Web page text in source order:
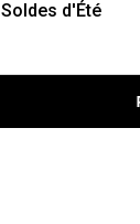
Soldes d'Été